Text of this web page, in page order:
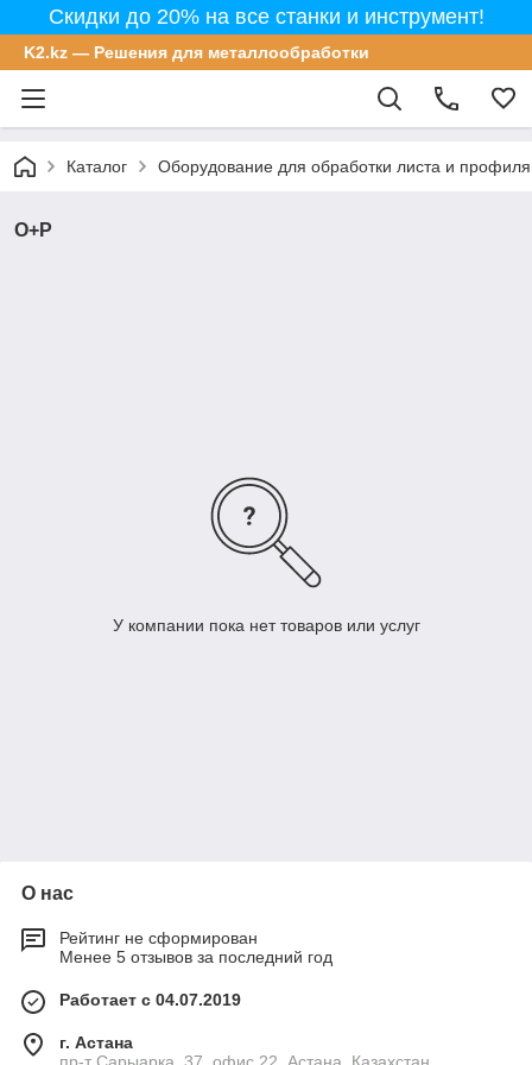
Скидки до 20% на все станки и инструмент!
K2.kz — Решения для металлообработки
Каталог Оборудование для обработки листа и профиля
O+P
У компании пока нет товаров или услуг
О нас
Рейтинг не сформирован
Менее 5 отзывов за последний год
Работает с 04.07.2019
г. Астана